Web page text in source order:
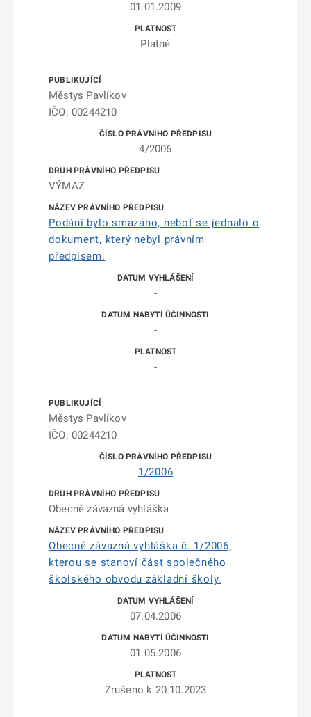
01.01.2009
Platné
Městys Pavlíkov
IČO: 00244210
4/2006
VÝMAZ
Podání bylo smazáno, neboť se jednalo o
dokument, který nebyl právním
předpisem.
-
-
-
Městys Pavlíkov
IČO: 00244210
1/2006
Obecně závazná vyhláška
Obecně závazná vyhláška č. 1/2006,
kterou se stanoví část společného
školského obvodu základní školy.
07.04.2006
01.05.2006
Zrušeno k 20.10.2023